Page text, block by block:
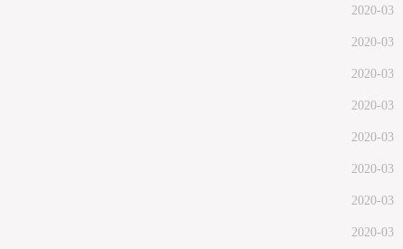
2020-03
2020-03
2020-03
2020-03
2020-03
2020-03
2020-03
2020-03